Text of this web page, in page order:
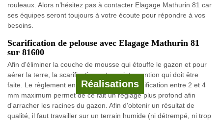
Réalisations
rouleaux. Alors n’hésitez pas à contacter Elagage Mathurin 81 car
ses équipes seront toujours à votre écoute pour répondre à vos
besoins.
Scarification de pelouse avec Elagage Mathurin 81
sur 81600
Afin d'éliminer la couche de mousse qui étouffe le gazon et pour
aérer la terre, la scarification est une intervention qui doit être
faite. Le règlement en profondeur de la scarification entre 2 et 4
mm maximum permet de ce fait un réglage plus profond afin
d'arracher les racines du gazon. Afin d'obtenir un résultat de
qualité, il faut travailler sur un terrain humide (ni détrempé, ni trop